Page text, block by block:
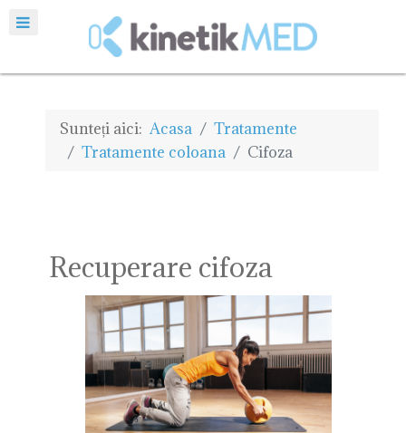
Sunteți aici: Acasa
Tratamente
Tratamente coloana
Cifoza
Recuperare cifoza